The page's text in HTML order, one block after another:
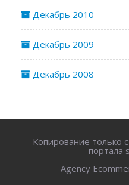
Декабрь 2010
Декабрь 2009
Декабрь 2008
Копирование только
портала
Agency